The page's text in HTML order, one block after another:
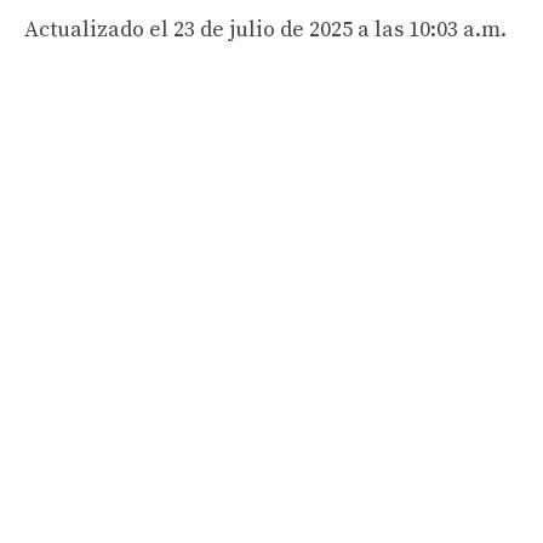
Actualizado el 23 de julio de 2025 a las 10:03 a.m.